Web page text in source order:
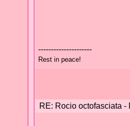
---------------------
Rest in peace!
RE: Rocio octofasciata -